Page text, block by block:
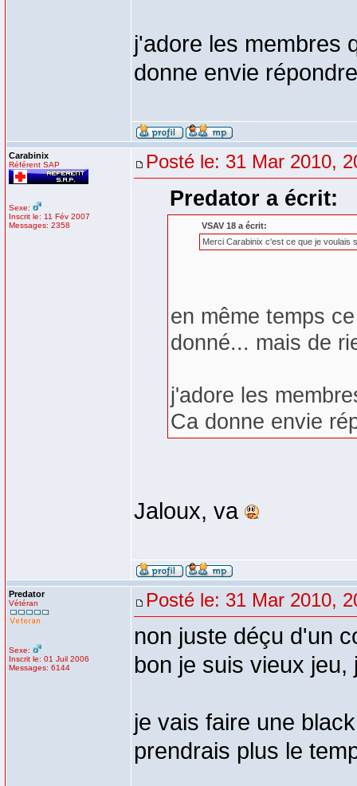
j'adore les membres
donne envie
Carabinix
Référent SAP
Sexe:
Inscrit le: 11 Fév 2007
Messages: 2358
Posté le: 31 Mar 2010,
Predator a écrit:
VSAV 18 a écrit:
Merci Carabinix c'est ce que je voulais
en même temps
donné... mais de
j'adore les
Ca donne envie
Jaloux, va
Predator
Vétéran
Sexe:
Inscrit le: 01 Juil 2006
Messages: 6144
Posté le: 31 Mar 2010,
non juste déçu d'un
bon je suis vieux
je vais faire une
prendrais plus le